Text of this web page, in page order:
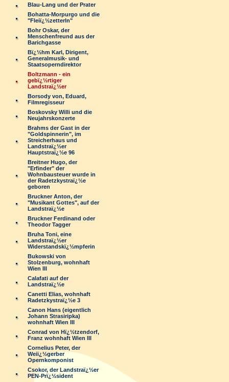
Blau-Lang und der Prater
Bohatta-Morpurgo und die
"Fleiï¿½zetterln"
Bohr Oskar, der
Menschenfreund aus der
Barichgasse
Bï¿½hm Karl, Dirigent,
Generalmusik- und
Staatsoperndirektor
Boltzmann - ein
gebï¿½rtiger
Landstraï¿½er
Borsody von, Eduard,
Filmregisseur
Boskovsky Willi und die
Neujahrskonzerte
Brahms der Gast in der
"Goldspinnerin", im
Streicherhaus und
Landstraï¿½er
Hauptstraï¿½e 96
Breitner Hugo, der
"Erfinder" der
Wohnbausteuer wurde in
der Radetzkystraï¿½e
geboren
Bruckner Anton, der
"Musikant Gottes", auf der
Landstraï¿½e
Bruckner Ferdinand oder
Theodor Tagger
Bruha Toni, eine
Landstraï¿½er
Widerstandskï¿½mpferin
Bukowski von
Stolzenburg, wohnhaft
Wien III
Calafati auf der
Landstraï¿½e
Canetti Elias, wohnhaft
Radetzkystraï¿½e 3
Canon Hans (eigentlich
Johann Strasiripka)
wohnhaft Wien III
Conrad von Hï¿½tzendorf,
Franz wohnhaft Wien III
Cornelius Peter, der
Weiï¿½gerber
Opernkomponist
Csokor, der Landstraï¿½er
PEN-Prï¿½sident